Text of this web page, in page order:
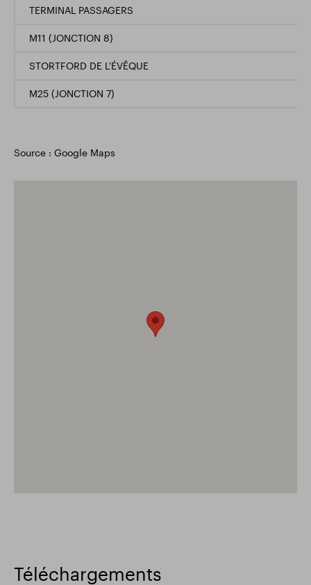
TERMINAL PASSAGERS
M11 (JONCTION 8)
STORTFORD DE L'ÉVÊQUE
M25 (JONCTION 7)
Source : Google Maps
Téléchargements